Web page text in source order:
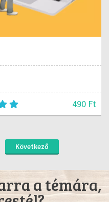
490 Ft
Következő
a témára,